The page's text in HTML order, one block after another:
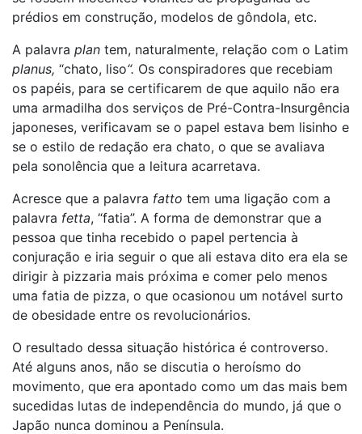
prédios em construção, modelos de gôndola, etc.
A palavra plan tem, naturalmente, relação com o Latim
planus, “chato, liso“. Os conspiradores que recebiam
os papéis, para se certificarem de que aquilo não era
uma armadilha dos serviços de Pré-Contra-Insurgência
japoneses, verificavam se o papel estava bem lisinho e
se o estilo de redação era chato, o que se avaliava
pela sonolência que a leitura acarretava.
Acresce que a palavra fatto tem uma ligação com a
palavra fetta, “fatia”. A forma de demonstrar que a
pessoa que tinha recebido o papel pertencia à
conjuração e iria seguir o que ali estava dito era ela se
dirigir à pizzaria mais próxima e comer pelo menos
uma fatia de pizza, o que ocasionou um notável surto
de obesidade entre os revolucionários.
O resultado dessa situação histórica é controverso.
Até alguns anos, não se discutia o heroísmo do
movimento, que era apontado como um das mais bem
sucedidas lutas de independência do mundo, já que o
Japão nunca dominou a Península.